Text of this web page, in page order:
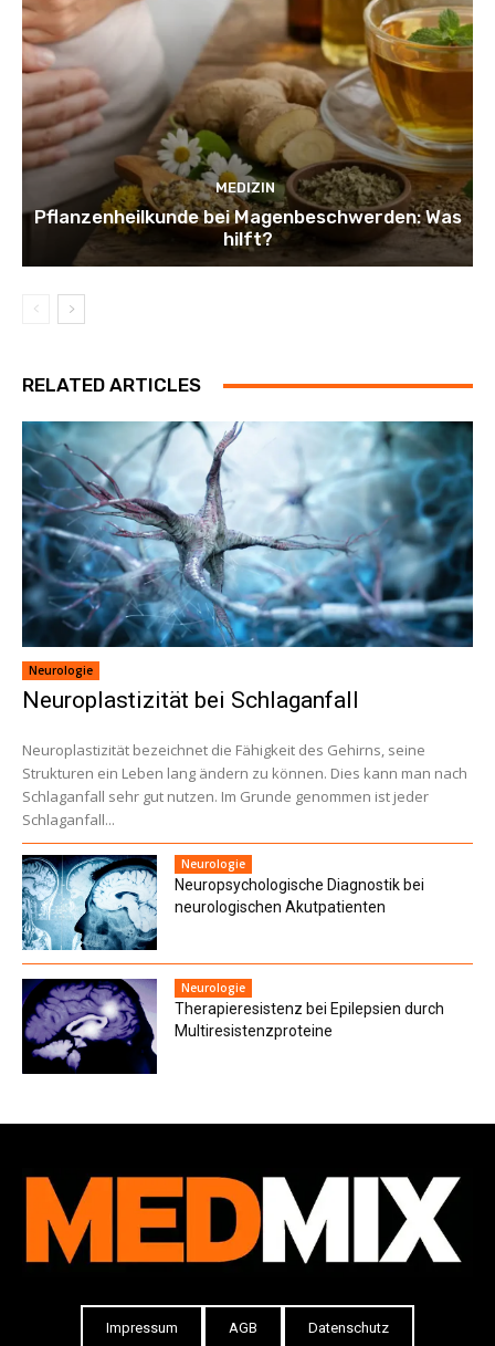
MEDIZIN
Pflanzenheilkunde bei Magenbeschwerden: Was
hilft?
RELATED ARTICLES
Neurologie
Neuroplastizität bei Schlaganfall
Neuroplastizität bezeichnet die Fähigkeit des Gehirns, seine
Strukturen ein Leben lang ändern zu können. Dies kann man nach
Schlaganfall sehr gut nutzen. Im Grunde genommen ist jeder
Schlaganfall...
Neurologie
Neuropsychologische Diagnostik bei
neuro­logischen Akutpatienten
Neurologie
Therapieresistenz bei Epilepsien durch
Multiresistenz­proteine
Impressum AGB Datenschutz